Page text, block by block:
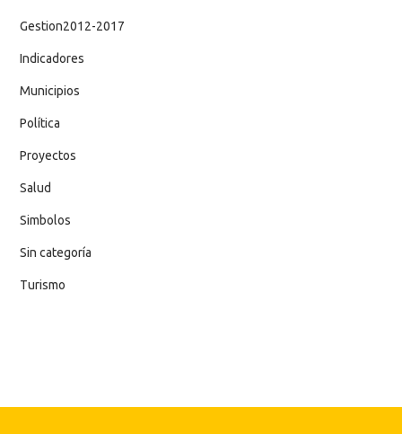
Gestion2012-2017
Indicadores
Municipios
Política
Proyectos
Salud
Simbolos
Sin categoría
Turismo